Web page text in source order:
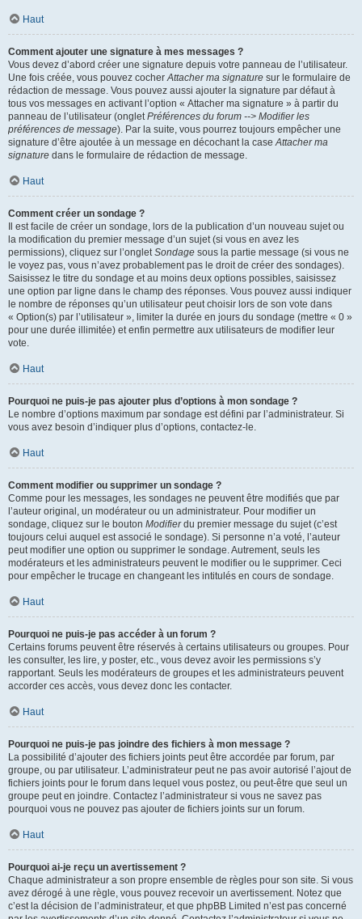
Haut
Comment ajouter une signature à mes messages ?
Vous devez d’abord créer une signature depuis votre panneau de l’utilisateur.
Une fois créée, vous pouvez cocherAttacher ma signature sur le formulaire de
rédaction de message. Vous pouvez aussi ajouter la signature par défaut à
tous vos messages en activant l’option « Attacher ma signature » à partir du
panneau de l’utilisateur (ongletPréférences du forum --> Modifier les
préférences de message). Par la suite, vous pourrez toujours empêcher une
signature d’être ajoutée à un message en décochant la caseAttacher ma
signature dans le formulaire de rédaction de message.
Haut
Comment créer un sondage ?
Il est facile de créer un sondage, lors de la publication d’un nouveau sujet ou
la modification du premier message d’un sujet (si vous en avez les
permissions), cliquez sur l’ongletSondage sous la partie message (si vous ne
le voyez pas, vous n’avez probablement pas le droit de créer des sondages).
Saisissez le titre du sondage et au moins deux options possibles, saisissez
une option par ligne dans le champ des réponses. Vous pouvez aussi indiquer
le nombre de réponses qu’un utilisateur peut choisir lors de son vote dans
« Option(s) par l’utilisateur », limiter la durée en jours du sondage (mettre « 0 »
pour une durée illimitée) et enfin permettre aux utilisateurs de modifier leur
vote.
Haut
Pourquoi ne puis-je pas ajouter plus d’options à mon sondage ?
Le nombre d’options maximum par sondage est défini par l’administrateur. Si
vous avez besoin d’indiquer plus d’options, contactez-le.
Haut
Comment modifier ou supprimer un sondage ?
Comme pour les messages, les sondages ne peuvent être modifiés que par
l’auteur original, un modérateur ou un administrateur. Pour modifier un
sondage, cliquez sur le bouton Modifierdu premier message du sujet (c’est
toujours celui auquel est associé le sondage). Si personne n’a voté, l’auteur
peut modifier une option ou supprimer le sondage. Autrement, seuls les
modérateurs et les administrateurs peuvent le modifier ou le supprimer. Ceci
pour empêcher le trucage en changeant les intitulés en cours de sondage.
Haut
Pourquoi ne puis-je pas accéder à un forum ?
Certains forums peuvent être réservés à certains utilisateurs ou groupes. Pour
les consulter, les lire, y poster, etc., vous devez avoir les permissions s’y
rapportant. Seuls les modérateurs de groupes et les administrateurs peuvent
accorder ces accès, vous devez donc les contacter.
Haut
Pourquoi ne puis-je pas joindre des fichiers à mon message ?
La possibilité d’ajouter des fichiers joints peut être accordée par forum, par
groupe, ou par utilisateur. L’administrateur peut ne pas avoir autorisé l’ajout de
fichiers joints pour le forum dans lequel vous postez, ou peut-être que seul un
groupe peut en joindre. Contactez l’administrateur si vous ne savez pas
pourquoi vous ne pouvez pas ajouter de fichiers joints sur un forum.
Haut
Pourquoi ai-je reçu un avertissement ?
Chaque administrateur a son propre ensemble de règles pour son site. Si vous
avez dérogé à une règle, vous pouvez recevoir un avertissement. Notez que
c’est la décision de l’administrateur, et que phpBB Limited n’est pas concerné